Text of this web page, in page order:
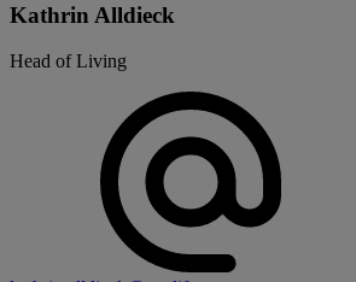
Kathrin Alldieck
Head of Living